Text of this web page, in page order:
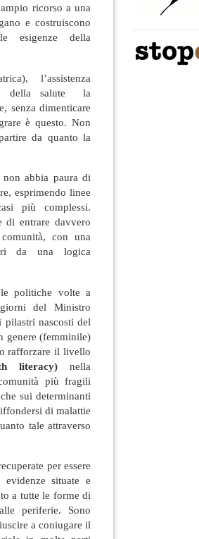
ricorso a una
e costruiscono
esigenze della
l’assistenza
della salute la
senza dimenticare
è questo. Non
da quanto la
non abbia paura di
esprimendo linee
più complessi.
di entrare davvero
con una
da una logica
politiche volte a
del Ministro
nascosti del
genere (femminile)
rafforzare il livello
literacy) nella
più fragili
sui determinanti
di malattie
tale attraverso
per essere
situate e
a tutte le forme di
periferie. Sono
a coniugare il